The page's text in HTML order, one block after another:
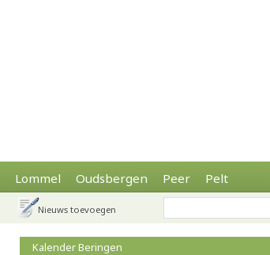
Lommel Oudsbergen Peer Pelt
Nieuws toevoegen
Kalender Beringen